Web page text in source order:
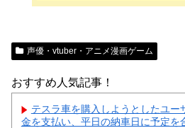
声優・vtuber・アニメ漫画ゲーム
おすすめ人気記事！
テスラ車を購入しようとしたユー
金を支払い、平日の納車日に予定